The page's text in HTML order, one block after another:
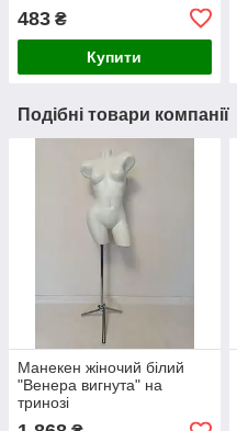
483 ₴
Купити
Подібні товари компанії
Манекен жіночий білий
"Венера вигнута" на
тринозі